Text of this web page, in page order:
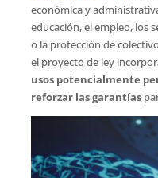
económica y
educación, el empleo, los
o la protección de
el proyecto de ley
usos potencialmente
reforzar las garantías